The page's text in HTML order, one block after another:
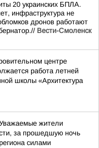
20 украинских БПЛА.
инфраструктура не
дронов работают
Вести-Смоленск
центре
работа летней
школы «Архитектура
жители
за прошедшую ночь
силами